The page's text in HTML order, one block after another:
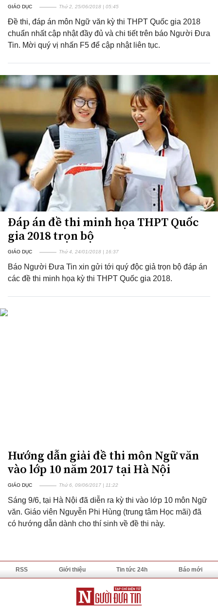
GIÁO DỤC Thứ 2, 25/06/2018 | 05:45
Đề thi, đáp án môn Ngữ văn kỳ thi THPT Quốc gia 2018
chuẩn nhất cập nhật đầy đủ và chi tiết trên báo Người Đưa
Tin. Mời quý vị nhấn F5 để cập nhật liên tục.
Đáp án đề thi minh họa THPT Quốc
gia 2018 trọn bộ
GIÁO DỤC Thứ 4, 24/01/2018 | 16:37
Báo Người Đưa Tin xin gửi tới quý độc giả trọn bộ đáp án
các đề thi minh họa kỳ thi THPT Quốc gia 2018.
Hướng dẫn giải đề thi môn Ngữ văn
vào lớp 10 năm 2017 tại Hà Nội
GIÁO DỤC Thứ 6, 09/06/2017 | 11:22
Sáng 9/6, tại Hà Nội đã diễn ra kỳ thi vào lớp 10 môn Ngữ
văn. Giáo viên Nguyễn Phi Hùng (trung tâm Học mãi) đã
có hướng dẫn dành cho thí sinh về đề thi này.
RSS Giới thiệu Tin tức 24h Báo mới